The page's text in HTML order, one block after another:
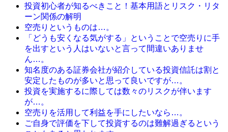
投資初心者が知るべきこと！基本用語とリスク・リタ
ーン関係の解明
空売りというものは…。
「どうも安くなる気がする」ということで空売りに手
を出すという人はいないと言って間違いありませ
ん…。
知名度のある証券会社が紹介している投資信託は割と
安定したものが多いと思って良いですが…。
投資を実施するに際しては数々のリスクが伴います
が…。
空売りを活用して利益を手にしたいなら…。
ご自身で評価を下して投資するのは難解過ぎるという